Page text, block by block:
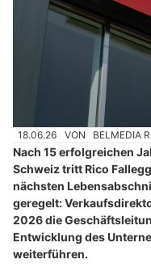
18.06.26 VON BELMEDIA
Nach 15 erfolgreichen
Schweiz tritt Rico
nächsten
geregelt:
2026 die
Entwicklung des
weiterführen.